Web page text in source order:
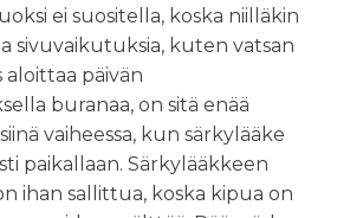
ei suositella, koska niilläkin
sivuvaikutuksia, kuten vatsan
aloittaa päivän
buranaa, on sitä enää
vaiheessa, kun särkylääke
paikallaan. Särkylääkkeen
ihan sallittua, koska kipua on